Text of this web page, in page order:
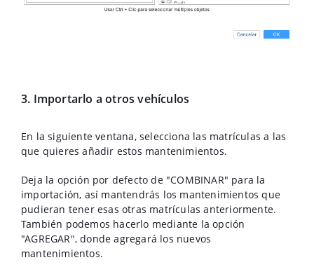
3. Importarlo a otros vehículos
En la siguiente ventana, selecciona las matrículas a las
que quieres añadir estos mantenimientos.
Deja la opción por defecto de "COMBINAR" para la
importación, así mantendrás los mantenimientos que
pudieran tener esas otras matrículas anteriormente.
También podemos hacerlo mediante la opción
"AGREGAR", donde agregará los nuevos
mantenimientos.